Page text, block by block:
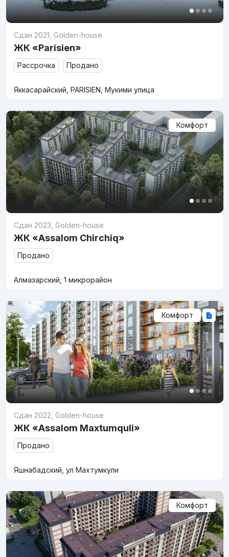
Сдан 2021 Golden-house
ЖК «Parisien»
Рассрочка Продано
Яккасарайский, PARISIEN, Мукими улица
Комфорт
Сдан 2023 Golden-house
ЖК «Assalom Chirchiq»
Продано
Алмазарский, 1 микрорайон
Комфорт
Сдан 2022 Golden-house
ЖК «Assalom Maxtumquli»
Продано
Яшнабадский, ул Махтумкули
Комфорт